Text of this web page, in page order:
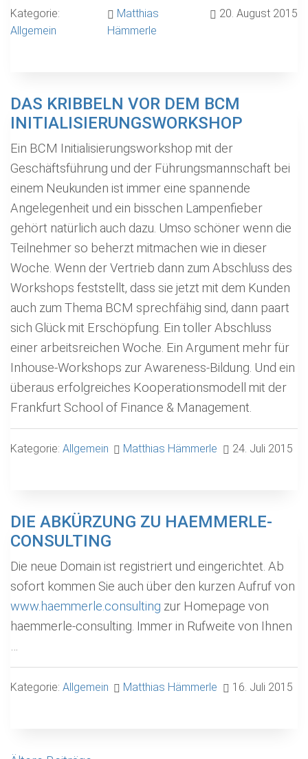
Kategorie:
Allgemein
Matthias
Hämmerle
20. August 2015
DAS KRIBBELN VOR DEM BCM
INITIALISIERUNGSWORKSHOP
Ein BCM Initialisierungsworkshop mit der
Geschäftsführung und der Führungsmannschaft bei
einem Neukunden ist immer eine spannende
Angelegenheit und ein bisschen Lampenfieber
gehört natürlich auch dazu. Umso schöner wenn die
Teilnehmer so beherzt mitmachen wie in dieser
Woche. Wenn der Vertrieb dann zum Abschluss des
Workshops feststellt, dass sie jetzt mit dem Kunden
auch zum Thema BCM sprechfähig sind, dann paart
sich Glück mit Erschöpfung. Ein toller Abschluss
einer arbeitsreichen Woche. Ein Argument mehr für
Inhouse-Workshops zur Awareness-Bildung. Und ein
überaus erfolgreiches Kooperationsmodell mit der
Frankfurt School of Finance & Management.
Kategorie: Allgemein Matthias Hämmerle 24. Juli 2015
DIE ABKÜRZUNG ZU HAEMMERLE-
CONSULTING
Die neue Domain ist registriert und eingerichtet. Ab
sofort kommen Sie auch über den kurzen Aufruf von
www.haemmerle.consulting zur Homepage von
haemmerle-consulting. Immer in Rufweite von Ihnen
…
Kategorie: Allgemein Matthias Hämmerle 16. Juli 2015